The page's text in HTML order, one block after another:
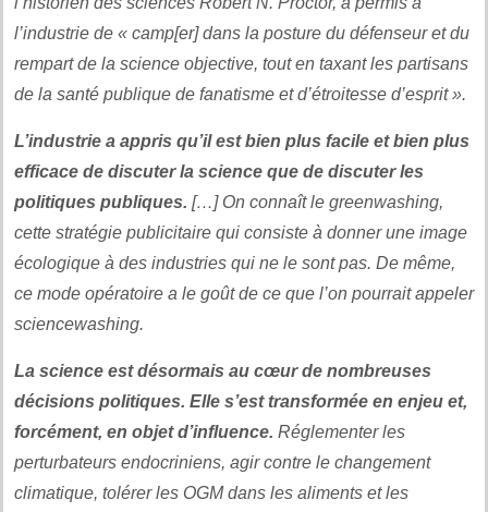
l’industrie de « camp[er] dans la posture du défenseur et du
rempart de la science objective, tout en taxant les partisans
de la santé publique de fanatisme et d’étroitesse d’esprit ».
L’industrie a appris qu’il est bien plus facile et bien plus
efficace de discuter la science que de discuter les
politiques publiques. […] On connaît le greenwashing,
cette stratégie publicitaire qui consiste à donner une image
écologique à des industries qui ne le sont pas. De même,
ce mode opératoire a le goût de ce que l’on pourrait appeler
sciencewashing.
La science est désormais au cœur de nombreuses
décisions politiques. Elle s’est transformée en enjeu et,
forcément, en objet d’influence. Réglementer les
perturbateurs endocriniens, agir contre le changement
climatique, tolérer les OGM dans les aliments et les